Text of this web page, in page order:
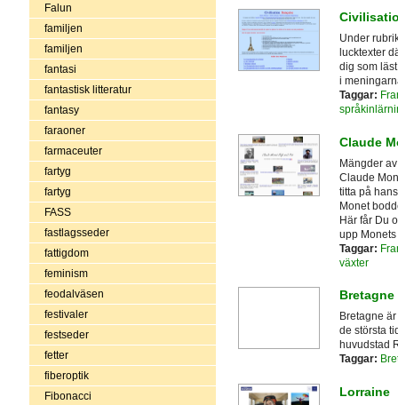
Falun
familjen
familjen
fantasi
fantastisk litteratur
fantasy
faraoner
farmaceuter
fartyg
fartyg
FASS
fastlagsseder
fattigdom
feminism
feodalväsen
festivaler
festseder
fetter
fiberoptik
Fibonacci
Under
lucktexter
dig som
i
Taggar:
Claude
Mängder
Claude
titta på
Monet
Här får Du
upp
Taggar:
växter
Bretagne
Bretagne
de största
huvudstad
Taggar:
Lorraine